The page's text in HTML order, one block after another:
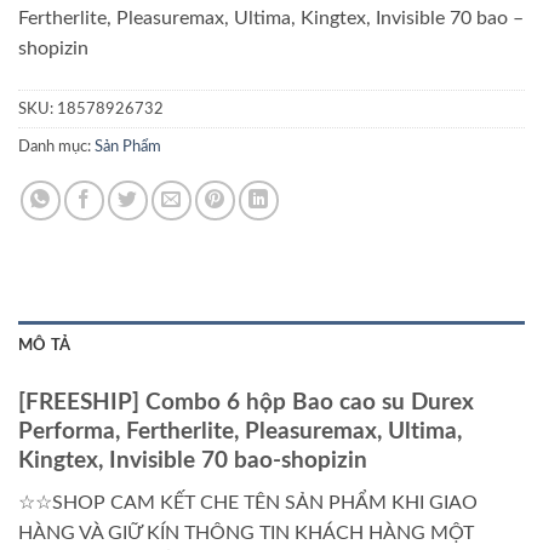
Fertherlite, Pleasuremax, Ultima, Kingtex, Invisible 70 bao –
shopizin
SKU: 18578926732
Danh mục: Sản Phẩm
MÔ TẢ
[FREESHIP] Combo 6 hộp Bao cao su Durex
Performa, Fertherlite, Pleasuremax, Ultima,
Kingtex, Invisible 70 bao-shopizin
☆☆SHOP CAM KẾT CHE TÊN SẢN PHẨM KHI GIAO
HÀNG VÀ GIỮ KÍN THÔNG TIN KHÁCH HÀNG MỘT